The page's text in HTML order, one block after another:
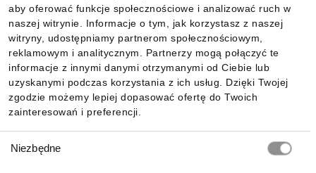
aby oferować funkcje społecznościowe i analizować ruch w
naszej witrynie. Informacje o tym, jak korzystasz z naszej
witryny, udostępniamy partnerom społecznościowym,
reklamowym i analitycznym. Partnerzy mogą połączyć te
informacje z innymi danymi otrzymanymi od Ciebie lub
uzyskanymi podczas korzystania z ich usług. Dzięki Twojej
zgodzie możemy lepiej dopasować ofertę do Twoich
zainteresowań i preferencji.
zgody
Niezbędne
Informacje
Pobierz naszą aplikację mobilną: